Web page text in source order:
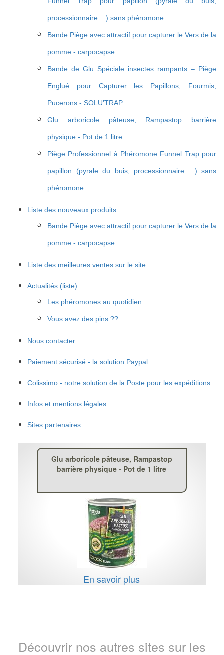
processionnaire ...) sans phéromone
Bande Piège avec attractif pour capturer le Vers de la
pomme - carpocapse
Bande de Glu Spéciale insectes rampants – Piège
Englué pour Capturer les Papillons, Fourmis,
Pucerons - SOLU’TRAP
Glu arboricole pâteuse, Rampastop barrière
physique - Pot de 1 litre
Piège Professionnel à Phéromone Funnel Trap pour
papillon (pyrale du buis, processionnaire ...) sans
phéromone
Liste des nouveaux produits
Bande Piège avec attractif pour capturer le Vers de la
pomme - carpocapse
Liste des meilleures ventes sur le site
Actualités (liste)
Les phéromones au quotidien
Vous avez des pins ??
Nous contacter
Paiement sécurisé - la solution Paypal
Colissimo - notre solution de la Poste pour les expéditions
Infos et mentions légales
Sites partenaires
Glu arboricole pâteuse, Rampastop
barrière physique - Pot de 1 litre
En savoir plus
Découvrir nos autres sites sur les